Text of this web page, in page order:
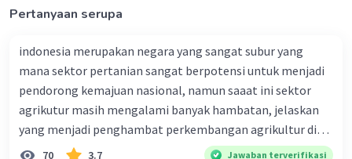
Semoga Membantu!!
Beri Rating·0.0(0) Balas
Kevin L Gold Level 87
07 Januari 2024 04:54
Jawaban terverifikasi
Pertanyaan serupa
indonesia merupakan negara yang sangat subur yang
mana sektor pertanian sangat berpotensi untuk menjadi
pendorong kemajuan nasional, namun saaat ini sektor
agrikutur masih mengalami banyak hambatan, jelaskan
yang menjadi penghambat perkembangan agrikultur di
indonesia
70 3.7 Jawaban terverifikasi